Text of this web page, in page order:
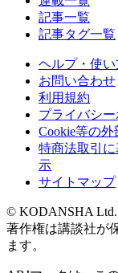
記事一覧
記事タグ一覧
ヘルプ・使い
お問い合わせ
利用規約
プライバシ
Cookie等の
特商法取引
示
サイトマップ
© KODANSHA Ltd.
著作権は講談社が
ます。